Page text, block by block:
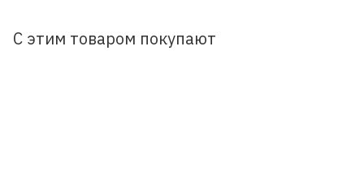
С этим товаром покупают